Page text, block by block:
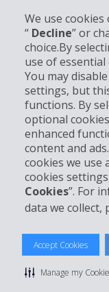
We use cookies
“ Decline” or
choice.By
use of
You may
settings, but
functions. By
optional
enhanced
content and
cookies we use
cookies
Cookies”. For
data we collect,
Accept Cookies
Manage my
Bedrijfsinformatie
Bedrijf
Klantenservice
Boek bij Hertz
© 2026 The
Privacybeleid |
Sitemap